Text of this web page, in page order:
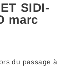
SIDI-
marc
du passage à